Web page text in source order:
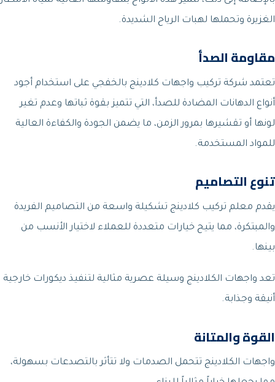
الغزيرة وتحملها لهبات الرياح الشديدة.
مقاومة الصدأ
تعتمد شركة تركيب واجهات كلادينج بالخفجي على استخدام أجود
أنواع الدهانات المضادة للصدأ، التي تتميز بقوة ثباتها وعدم تغير
لونها أو تقشيرها بمرور الزمن، ما يضمن الجودة والكفاءة العالية
للمواد المستخدمة.
تنوع التصاميم
يقدم معلم تركيب كلادينج تشكيلة واسعة من التصاميم الفريدة
والمبتكرة، مما يتيح خيارات متعددة للعملاء لاختيار الأنسب من
بينها.
تعد واجهات الكلادينج وسيلة عصرية مثالية لتنفيذ ديكورات خارجية
أنيقة وجذابة.
القوة والمتانة
واجهات الكلادينج تتحمل الصدمات ولا تتأثر بالتصدعات بسهولة،